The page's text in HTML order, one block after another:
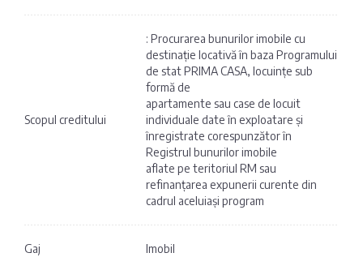
Scopul creditului
: Procurarea bunurilor imobile cu
destinație locativă în baza Programului
de stat PRIMA CASA, locuințe sub
formă de
apartamente sau case de locuit
individuale date în exploatare și
înregistrate corespunzător în
Registrul bunurilor imobile
aflate pe teritoriul RM sau
refinanțarea expunerii curente din
cadrul aceluiași program
Gaj Imobil